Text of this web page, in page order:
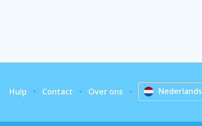
Hulp Contact Over ons Nederlands